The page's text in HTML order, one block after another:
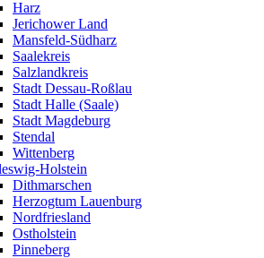
Harz
Jerichower Land
Mansfeld-Südharz
Saalekreis
Salzlandkreis
Stadt Dessau-Roßlau
Stadt Halle (Saale)
Stadt Magdeburg
Stendal
Wittenberg
Holstein
Dithmarschen
Herzogtum Lauenburg
Nordfriesland
Ostholstein
Pinneberg